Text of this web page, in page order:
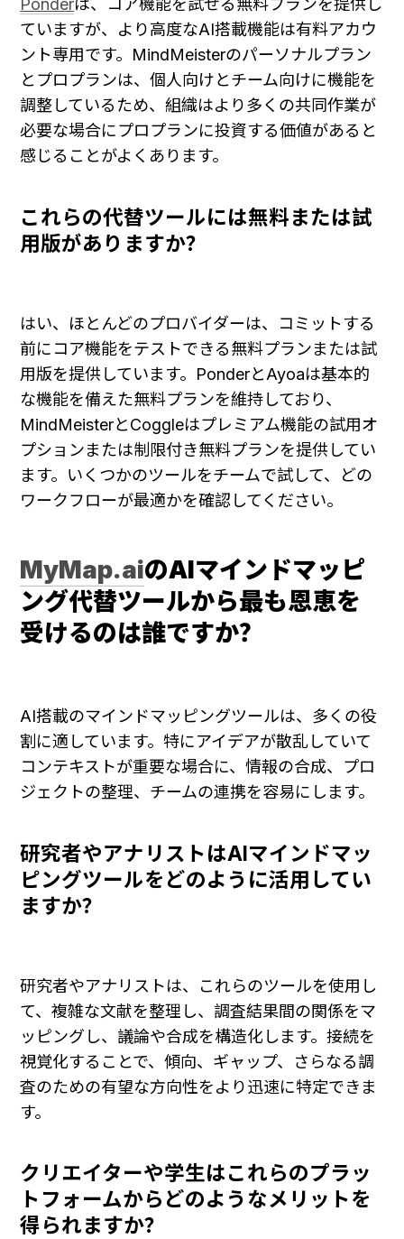
Ponderは、コア機能を試せる無料プランを提供し
ていますが、より高度なAI搭載機能は有料アカウ
ント専用です。MindMeisterのパーソナルプラン
とプロプランは、個人向けとチーム向けに機能を
調整しているため、組織はより多くの共同作業が
必要な場合にプロプランに投資する価値があると
感じることがよくあります。
これらの代替ツールには無料または試
用版がありますか？
はい、ほとんどのプロバイダーは、コミットする
前にコア機能をテストできる無料プランまたは試
用版を提供しています。PonderとAyoaは基本的
な機能を備えた無料プランを維持しており、
MindMeisterとCoggleはプレミアム機能の試用オ
プションまたは制限付き無料プランを提供してい
ます。いくつかのツールをチームで試して、どの
ワークフローが最適かを確認してください。
MyMap.aiのAIマインドマッピ
ング代替ツールから最も恩恵を
受けるのは誰ですか？
AI搭載のマインドマッピングツールは、多くの役
割に適しています。特にアイデアが散乱していて
コンテキストが重要な場合に、情報の合成、プロ
ジェクトの整理、チームの連携を容易にします。
研究者やアナリストはAIマインドマッ
ピングツールをどのように活用してい
ますか？
研究者やアナリストは、これらのツールを使用し
て、複雑な文献を整理し、調査結果間の関係をマ
ッピングし、議論や合成を構造化します。接続を
視覚化することで、傾向、ギャップ、さらなる調
査のための有望な方向性をより迅速に特定できま
す。
クリエイターや学生はこれらのプラッ
トフォームからどのようなメリットを
得られますか？